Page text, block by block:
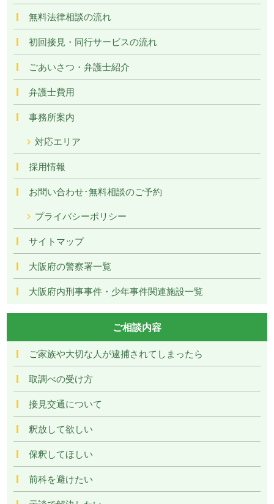
無料法律相談の流れ
初回接見・同行サービスの流れ
ごあいさつ・弁護士紹介
弁護士費用
事務所案内
対応エリア
採用情報
お問い合わせ･無料相談のご予約
プライバシーポリシー
サイトマップ
大阪府の警察署一覧
大阪府内刑事事件・少年事件関連施設一覧
ご相談内容
ご家族や大切な人が逮捕されてしまったら
取調べの受け方
接見交通について
釈放して欲しい
保釈してほしい
前科を避けたい